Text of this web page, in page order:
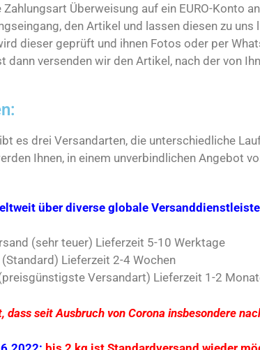
Überweisung auf ein EURO-Konto
den Artikel und lassen diesen zu
dieser geprüft und ihnen Fotos oder per
dann versenden wir den Artikel, nach der von
es drei Versandarten, die unterschiedliche
Ihnen, in einem unverbindlichen Angebot
über diverse globale
(sehr teuer) Lieferzeit 5-10 Werktage
Lieferzeit 2-4 Wochen
Versandart) Lieferzeit 1-2
dass seit Ausbruch von Corona insbesondere